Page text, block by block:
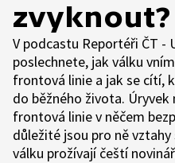
zvyknout?
V podcastu Reportéři ČT -
poslechnete, jak válku
frontová linie a jak se cítí,
do běžného života.
frontová linie v něčem
důležité jsou pro ně
válku prožívají čeští